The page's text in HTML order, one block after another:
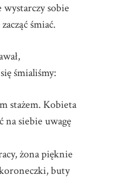
sobie
śmiać.
śmialiśmy:
stażem. Kobieta
na siebie uwagę
żona pięknie
buty